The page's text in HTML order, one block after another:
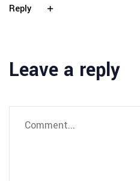
Reply
Leave a reply